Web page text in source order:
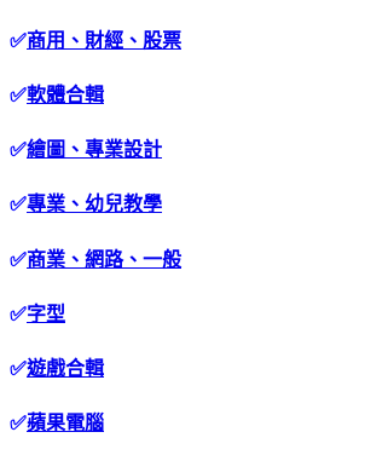
✅商用、財經、股票
✅軟體合輯
✅繪圖、專業設計
✅專業、幼兒教學
✅商業、網路、一般
✅字型
✅遊戲合輯
✅蘋果電腦